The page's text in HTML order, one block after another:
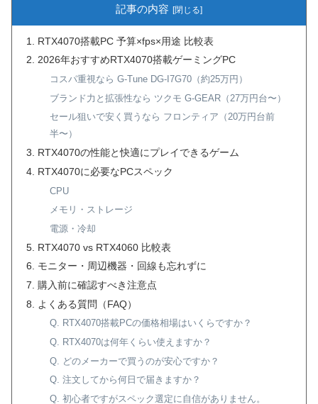
記事の内容
RTX4070搭載PC 予算×fps×用途 比較表
2026年おすすめRTX4070搭載ゲーミングPC
コスパ重視なら G-Tune DG-I7G70（約25万円）
ブランド力と拡張性なら ツクモ G-GEAR（27万円台〜）
セール狙いで安く買うなら フロンティア（20万円台前
半〜）
RTX4070の性能と快適にプレイできるゲーム
RTX4070に必要なPCスペック
CPU
メモリ・ストレージ
電源・冷却
RTX4070 vs RTX4060 比較表
モニター・周辺機器・回線も忘れずに
購入前に確認すべき注意点
よくある質問（FAQ）
Q. RTX4070搭載PCの価格相場はいくらですか？
Q. RTX4070は何年くらい使えますか？
Q. どのメーカーで買うのが安心ですか？
Q. 注文してから何日で届きますか？
Q. 初心者ですがスペック選定に自信がありません。